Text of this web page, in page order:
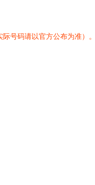
际号码请以官方公布为准